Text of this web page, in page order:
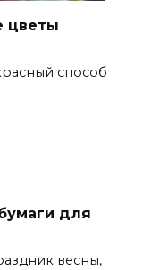
цветы
способ
для
весны,